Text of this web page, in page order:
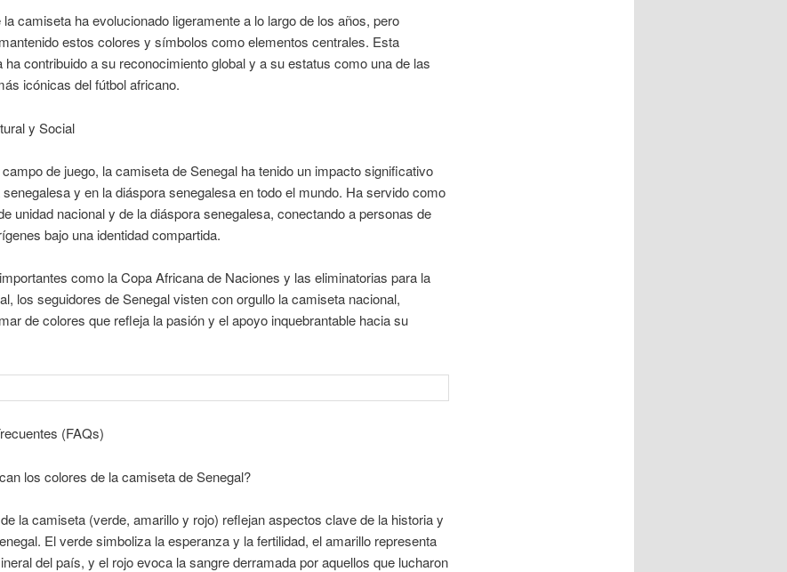
la camiseta ha evolucionado ligeramente a lo largo de los años, pero
estos colores y símbolos como elementos centrales. Esta
ha contribuido a su reconocimiento global y a su estatus como una de las
icónicas del fútbol africano.
y Social
de juego, la camiseta de Senegal ha tenido un impacto significativo
y en la diáspora senegalesa en todo el mundo. Ha servido como
unidad nacional y de la diáspora senegalesa, conectando a personas de
bajo una identidad compartida.
como la Copa Africana de Naciones y las eliminatorias para la
los seguidores de Senegal visten con orgullo la camiseta nacional,
de colores que refleja la pasión y el apoyo inquebrantable hacia su
(FAQs)
los colores de la camiseta de Senegal?
la camiseta (verde, amarillo y rojo) reflejan aspectos clave de la historia y
El verde simboliza la esperanza y la fertilidad, el amarillo representa
del país, y el rojo evoca la sangre derramada por aquellos que lucharon